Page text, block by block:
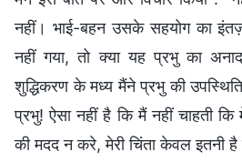
नहीं। भाई-बहन उसके सहयोग का
नहीं गया, तो क्या यह प्रभु का
शुद्धिकरण के मध्य मैंने प्रभु की
प्रभु! ऐसा नहीं है कि मैं नहीं चाहती कि
की मदद न करे, मेरी चिंता केवल इतनी